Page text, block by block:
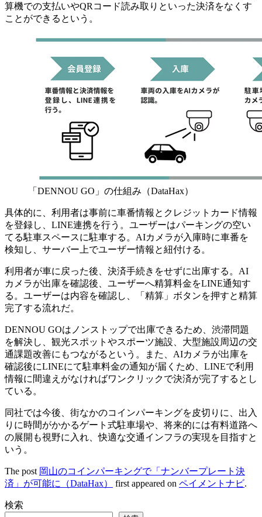
算機での支払いやQRコード読み取りといった決済をなくす
ことができるという。
「DENNOU GO」の仕組み（DataHax）
具体的に、利用者は事前に車番情報とクレジットカード情報
を登録し、LINE連携を行う。ユーザーはパーキングの空い
てる駐車スペースに駐車する。AIカメラが入庫時に車番を
検知し、サーバー上でユーザー情報と紐付ける。
利用者が車に戻った後、決済手続きをせずに出庫する。AI
カメラが出庫を確認後、ユーザーへ精算料金をLINE通知す
る。ユーザーは内容を確認し、「精算」ボタンを押すと精算
完了する流れだ。
DENNOU GOはノンストップで出庫できるため、渋滞問題
を解決し、観光スポットやスポーツ施設、大型施設周辺の交
通課題改善にもつながるという。また、AIカメラが出庫を
確認後にLINEにて駐車料金の通知が届くため、LINEで利用
情報に間違えがなければワンクリックで決済が完了するとし
ている。
同社では今後、街なかのコインパーキングを皮切りに、出入
りに時間がかかるゲート式駐車場や、将来的には有料道路へ
の展開も視野に入れ、快適な交通インフラの実現を目指すと
いう。
The post 岡山のコインパーキングで「ナンバープレート決
済」が可能に（DataHax）
first appeared on ペイメントナビ.
検索